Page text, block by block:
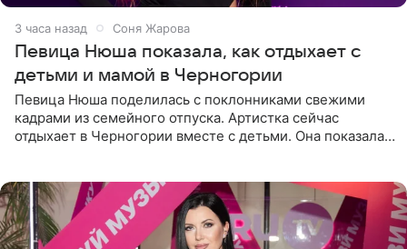
3 часа назад Соня Жарова
Певица Нюша показала, как отдыхает с
детьми и мамой в Черногории
Певица Нюша поделилась с поклонниками свежими
кадрами из семейного отпуска. Артистка сейчас
отдыхает в Черногории вместе с детьми. Она показала,